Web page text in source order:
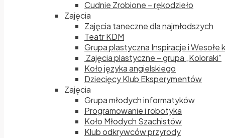
Cudnie Zrobione – rękodzieło
Zajęcia
Zajęcia taneczne dla najmłodszych
Teatr KDM
Grupa plastyczna Inspiracje i Wesołe
Zajęcia plastyczne – grupa „Koloraki”
Koło języka angielskiego
Dziecięcy Klub Eksperymentów
Zajęcia
Grupa młodych informatyków
Programowanie i robotyka
Koło Młodych Szachistów
Klub odkrywców przyrody